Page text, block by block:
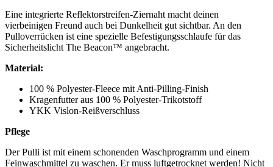
Eine integrierte Reflektorstreifen-Ziernaht macht deinen
vierbeinigen Freund auch bei Dunkelheit gut sichtbar. An den
Pulloverrücken ist eine spezielle Befestigungsschlaufe für das
Sicherheitslicht The Beacon™ angebracht.
Material:
100 % Polyester-Fleece mit Anti-Pilling-Finish
Kragenfutter aus 100 % Polyester-Trikotstoff
YKK Vislon-Reißverschluss
Pflege
Der Pulli ist mit einem schonenden Waschprogramm und einem
Feinwaschmittel zu waschen. Er muss luftgetrocknet werden! Nicht